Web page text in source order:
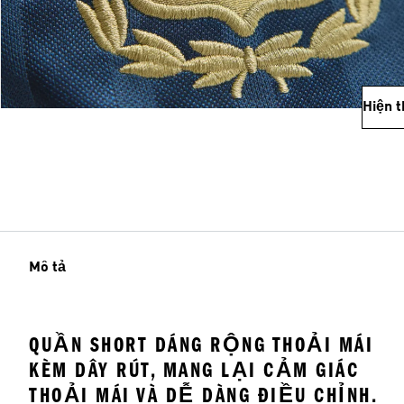
Hiện
Mô tả
QUẦN SHORT DÁNG RỘNG THOẢI MÁI
KÈM DÂY RÚT, MANG LẠI CẢM GIÁC
THOẢI MÁI VÀ DỄ DÀNG ĐIỀU CHỈNH.